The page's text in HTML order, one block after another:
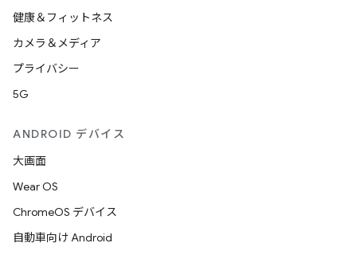
健康＆フィットネス
カメラ＆メディア
プライバシー
5G
ANDROID デバイス
大画面
Wear OS
ChromeOS デバイス
自動車向け Android